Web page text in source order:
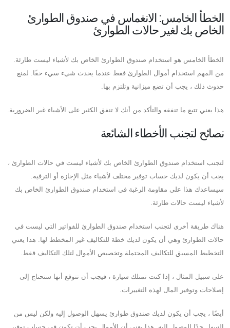
الخطأ الخامس: الانغماس في صندوق الطوارئ
الخاص بك لغير حالات الطوارئ
الخطأ الخامس هو استخدام صندوق الطوارئ الخاص بك لأشياء ليست طارئة.
من المهم استخدام أموال الطوارئ فقط عندما يحدث شيء سيء حقًا. لمنع
حدوث ذلك ، يجب أن تضع ميزانية وتلتزم بها.
هذا يعني تتبع ما تنفقه والتأكد من أنك لا تنفق الكثير على الأشياء غير الضرورية.
نصائح لتجنب الأخطاء الشائعة
لتجنب استخدام صندوق الطوارئ الخاص بك لأشياء ليست في حالات الطوارئ ،
يجب أن يكون لديك حساب توفير مختلف لأشياء مثل الإجازة أو الترفيه.
سيساعدك هذا على مقاومة الرغبة في استخدام صندوق الطوارئ الخاص بك
لأشياء ليست حالات طارئة.
هناك طريقة أخرى لتجنب استخدام صندوق الطوارئ للفواتير التي ليست في
حالات الطوارئ وهي أن يكون لديك خطة للتكاليف غير المخطط لها. هذا يعني
التخطيط المسبق للتكاليف المحتملة وتخصيص الأموال لتلك التكاليف فقط.
على سبيل المثال ، إذا كنت تمتلك سيارة ، فيجب أن تتوقع أنها ستحتاج إلى
إصلاحات وتوفير المال لهذه التغييرات.
أيضًا ، يجب أن يكون لديك صندوق طوارئ يسهل الوصول إليه ولكن ليس من